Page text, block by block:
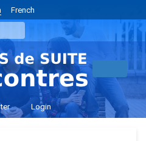
French
Login